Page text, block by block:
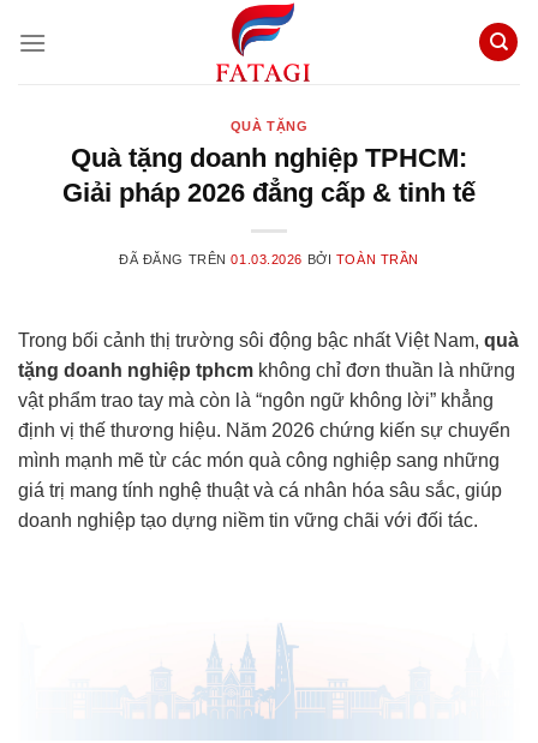
đến
QUÀ TẶNG
Quà tặng doanh nghiệp TPHCM:
Giải pháp 2026 đẳng cấp & tinh tế
ĐÃ ĐĂNG TRÊN01.03.2026 BỞI TOÀN TRẦN
Trong bối cảnh thị trường sôi động bậc nhất Việt Nam, quà
tặng doanh nghiệp tphcm không chỉ đơn thuần là những
vật phẩm trao tay mà còn là “ngôn ngữ không lời” khẳng
định vị thế thương hiệu. Năm 2026 chứng kiến sự chuyển
mình mạnh mẽ từ các món quà công nghiệp sang những
giá trị mang tính nghệ thuật và cá nhân hóa sâu sắc, giúp
doanh nghiệp tạo dựng niềm tin vững chãi với đối tác.